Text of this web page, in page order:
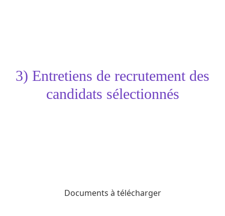
3) Entretiens de recrutement des
candidats sélectionnés
Documents à télécharger